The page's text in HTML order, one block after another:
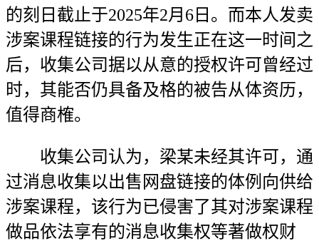
的刻日截止于2025年2月6日。而本人发卖
涉案课程链接的行为发生正在这一时间之
后，收集公司据以从意的授权许可曾经过
时，其能否仍具备及格的被告从体资历，
值得商榷。
收集公司认为，梁某未经其许可，通
过消息收集以出售网盘链接的体例向供给
涉案课程，该行为已侵害了其对涉案课程
做品依法享有的消息收集权等著做权财